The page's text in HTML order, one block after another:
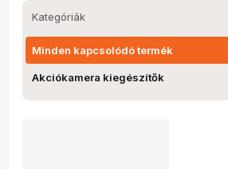
Kategóriák
Minden kapcsolódó termék
Akciókamera kiegészítők